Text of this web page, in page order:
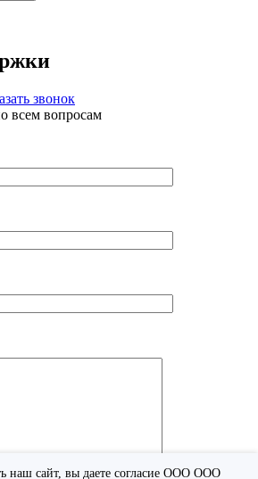
наш сайт, вы даете согласие ООО ООО
звонок
всем вопросам